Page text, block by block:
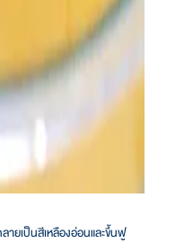
ยเป็นสีเหลืองอ่อนและขึ้นฟู